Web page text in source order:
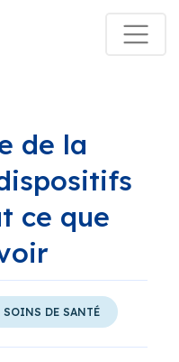
de la
ce que
SOINS DE SANTÉ